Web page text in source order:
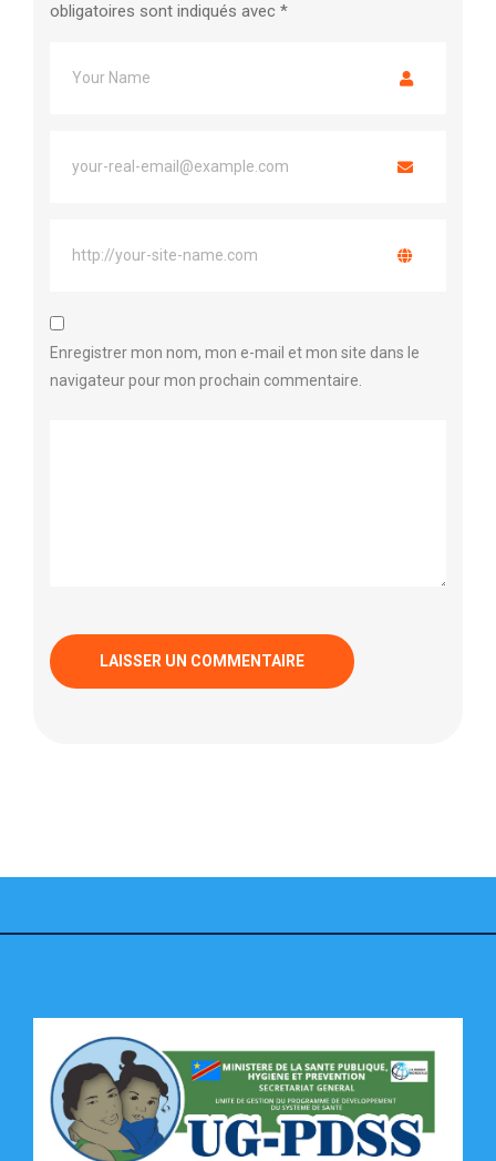
obligatoires sont indiqués avec *
Enregistrer mon nom, mon e-mail et mon site dans le
navigateur pour mon prochain commentaire.